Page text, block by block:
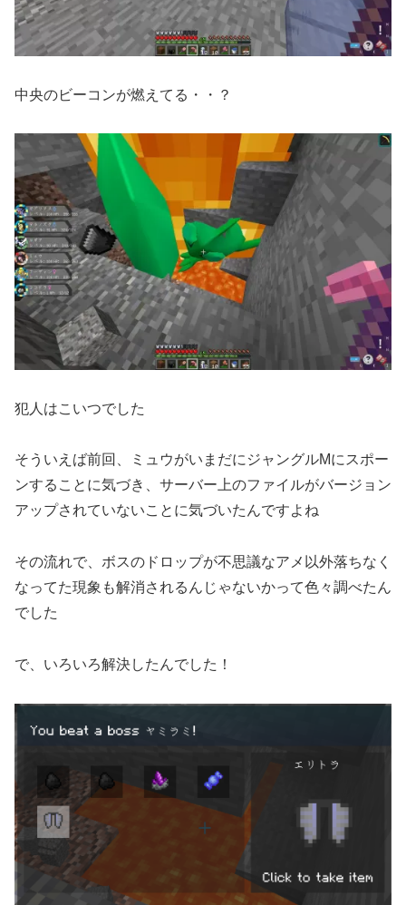
中央のビーコンが燃えてる・・？
犯人はこいつでした
そういえば前回、ミュウがいまだにジャングルMにスポー
ンすることに気づき、サーバー上のファイルがバージョン
アップされていないことに気づいたんですよね
その流れで、ボスのドロップが不思議なアメ以外落ちなく
なってた現象も解消されるんじゃないかって色々調べたん
でした
で、いろいろ解決したんでした！